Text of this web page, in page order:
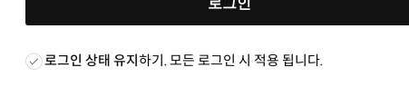
로그인
로그인 상태 유지하기. 모든 로그인 시 적용 됩니다.